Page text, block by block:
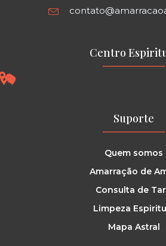
Centro
Suporte
Quem somos
Amarração de
Consulta de
Limpeza
Mapa Astral